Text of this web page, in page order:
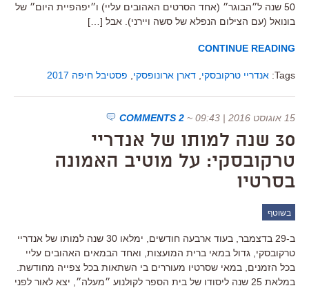
50 שנה ל״הבוגר״ (אחד הסרטים האהובים עליי) ו״יפהפיית היום״ של
בונואל (עם הצילום הנפלא של סשה ויירני). אבל […]
CONTINUE READING
Tags: אנדריי טרקובסקי דארן ארונופסקי פסטיבל חיפה 2017
15 אוגוסט 2016 | 09:43 ~
2 COMMENTS
30 שנה למותו של אנדריי
טרקובסקי: על מוטיב האמונה
בסרטיו
בשוטף
ב-29 בדצמבר, בעוד ארבעה חודשים, ימלאו 30 שנה למותו של אנדריי
טרקובסקי, גדול במאי ברית המועצות, ואחד הבמאים האהובים עליי
בכל הזמנים, במאי שסרטיו מעוררים בי השתאות בכל צפייה מחודשת.
במלאת 25 שנה ליסודו של בית הספר לקולנוע ״מעלה״, יצא לאור לפני